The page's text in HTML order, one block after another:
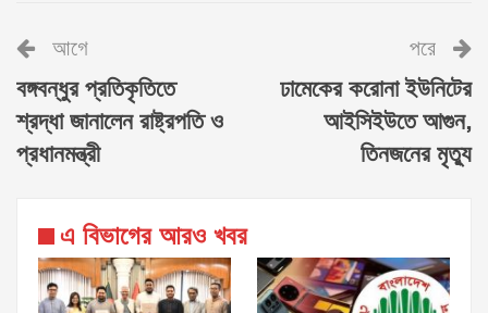
আগে
বঙ্গবন্ধুর প্রতিকৃতিতে
শ্রদ্ধা জানালেন রাষ্ট্রপতি ও
প্রধানমন্ত্রী
পরে
ঢামেকের করোনা ইউনিটের
আইসিইউতে আগুন,
তিনজনের মৃত্যু
এ বিভাগের আরও খবর